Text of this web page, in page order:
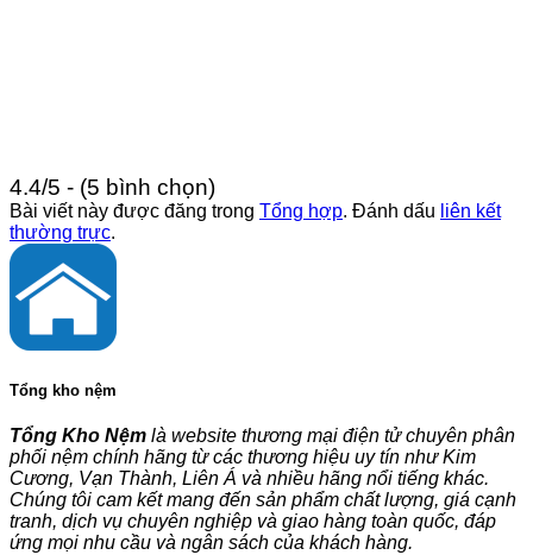
4.4/5 - (5 bình chọn)
Bài viết này được đăng trong Tổng hợp. Đánh dấu liên kết
thường trực.
Tổng kho nệm
Tổng Kho Nệm là website thương mại điện tử chuyên phân
phối nệm chính hãng từ các thương hiệu uy tín như Kim
Cương, Vạn Thành, Liên Á và nhiều hãng nổi tiếng khác.
Chúng tôi cam kết mang đến sản phẩm chất lượng, giá cạnh
tranh, dịch vụ chuyên nghiệp và giao hàng toàn quốc, đáp
ứng mọi nhu cầu và ngân sách của khách hàng.